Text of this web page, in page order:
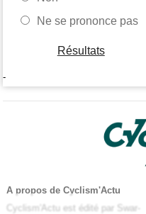
Ne se prononce pas
Résultats
-
A propos de Cyclism'Actu
Cyclism'Actu est édité par Swar-